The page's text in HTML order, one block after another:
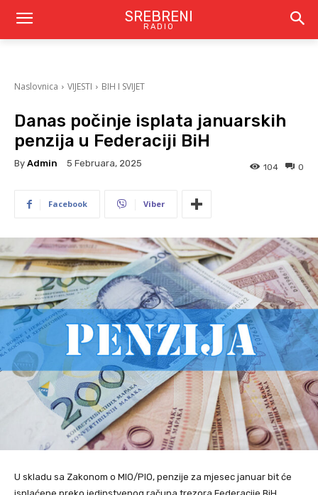
SREBRENI
RADIO
Naslovnica VIJESTI BIH I SVIJET
Danas počinje isplata januarskih
penzija u Federaciji BiH
By Admin 5 Februara, 2025 0
104
Facebook Viber
U skladu sa Zakonom o MIO/PIO, penzije za mjesec januar bit će